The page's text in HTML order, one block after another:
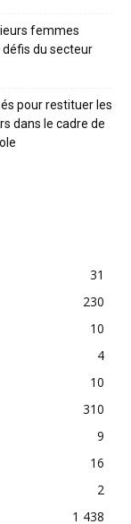
femmes
du secteur
pour restituer les
dans le cadre de
31
230
10
4
10
310
9
16
2
1 438